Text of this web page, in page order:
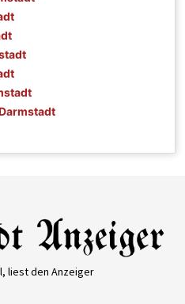
liest den Anzeiger